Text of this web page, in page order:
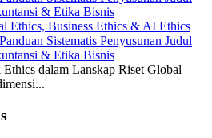
Ethics, Business Ethics & AI Ethics
Sistematis Penyusunan Judul
& Etika Bisnis
dalam Lanskap Riset Global